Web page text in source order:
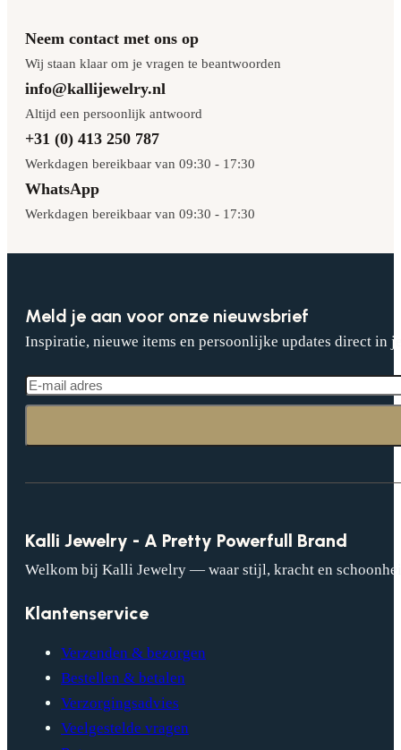
Neem contact met ons op
Wij staan klaar om je vragen te beantwoorden
info@kallijewelry.nl
Altijd een persoonlijk antwoord
+31 (0) 413 250 787
Werkdagen bereikbaar van 09:30 - 17:30
WhatsApp
Werkdagen bereikbaar van 09:30 - 17:30
Meld je aan voor onze nieuwsbrief
Inspiratie, nieuwe items en persoonlijke updates direct in
Kalli Jewelry - A Pretty Powerfull Brand
Welkom bij Kalli Jewelry — waar stijl, kracht en
Klantenservice
Verzenden & bezorgen
Bestellen & betalen
Verzorgingsadvies
Veelgestelde vragen